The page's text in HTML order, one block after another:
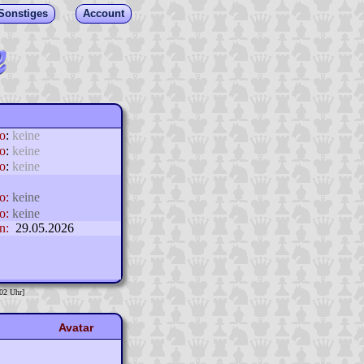
Account
: keine
: keine
: keine
keine
keine
29.05.2026
Uhr]
Avatar